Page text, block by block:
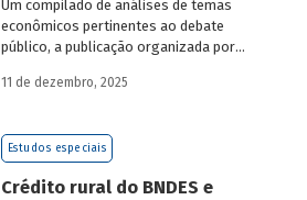
Um compilado de análises de temas
econômicos pertinentes ao debate
público, a publicação organizada por
Souza, economistas do BNDES, reúne 25
BNDESdivulgados ao longo de 2025.
11 de dezembro, 2025
Estudos especiais
Crédito rural do BNDES e